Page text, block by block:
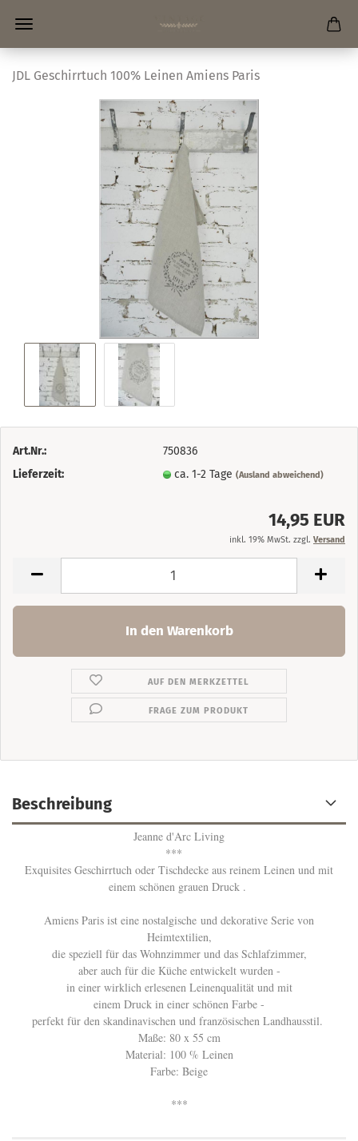
JDL Geschirrtuch 100% Leinen Amiens Paris
Art.Nr.:
750836
Lieferzeit:
ca. 1-2 Tage(Ausland abweichend)
14,95 EUR
inkl. 19% MwSt. zzgl. Versand
AUF DEN MERKZETTEL
FRAGE ZUM PRODUKT
Beschreibung
Jeanne d'Arc Living
***
Exquisites Geschirrtuch oder Tischdecke aus reinem Leinen und mit
einem schönen grauen Druck .
Amiens Paris ist eine nostalgische und dekorative Serie von
Heimtextilien,
die speziell für das Wohnzimmer und das Schlafzimmer,
aber auch für die Küche entwickelt wurden -
in einer wirklich erlesenen Leinenqualität und mit
einem Druck in einer schönen Farbe -
perfekt für den skandinavischen und französischen Landhausstil.
Maße: 80 x 55 cm
Material: 100 % Leinen
Farbe: Beige
***